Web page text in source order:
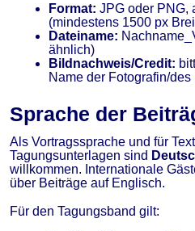
Format: JPG oder PNG,
(mindestens 1500 px
Dateiname:
ähnlich)
Bildnachweis/Credit:
Name der Fotografin/des
Sprache der
Als Vortragssprache und für
Tagungsunterlagen sind
willkommen. Internationale
über Beiträge auf Englisch.
Für den Tagungsband gilt: